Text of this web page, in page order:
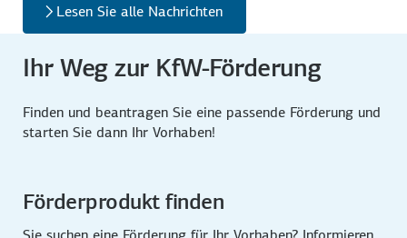
Lesen Sie alle Nachrichten
Ihr Weg zur KfW-Förderung
Finden und beantragen Sie eine passende Förderung und
starten Sie dann Ihr Vorhaben!
Förderprodukt finden